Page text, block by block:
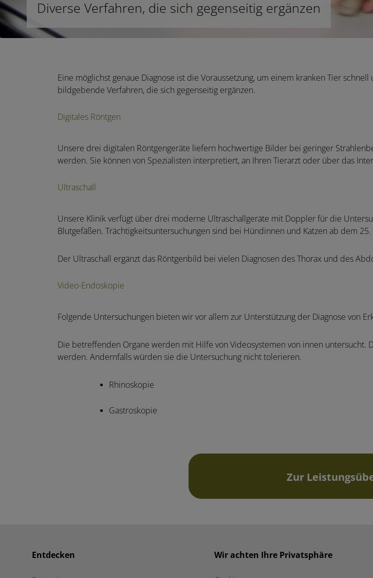
Diverse Verfahren, die sich gegenseitig ergänzen
Eine möglichst genaue Diagnose ist die Voraussetzung, um einem kranken Tier
bildgebende Verfahren, die sich gegenseitig ergänzen.
Digitales Röntgen
Unsere drei digitalen Röntgengeräte liefern hochwertige Bilder bei geringer
werden. Sie können von Spezialisten interpretiert, an Ihren Tierarzt oder über das
Ultraschall
Unsere Klinik verfügt über drei moderne Ultraschallgeräte mit Doppler für die
Blutgefäßen. Trächtigkeitsuntersuchungen sind bei Hündinnen und Katzen ab dem 25.
Der Ultraschall ergänzt das Röntgenbild bei vielen Diagnosen des Thorax und des
Video-Endoskopie
Folgende Untersuchungen bieten wir vor allem zur Unterstützung der Diagnose von
Die betreffenden Organe werden mit Hilfe von Videosystemen von innen untersucht.
werden. Andernfalls würden sie die Untersuchung nicht tolerieren.
Rhinoskopie
Gastroskopie
Zur
Entdecken Wir achten Ihre Privatsphäre